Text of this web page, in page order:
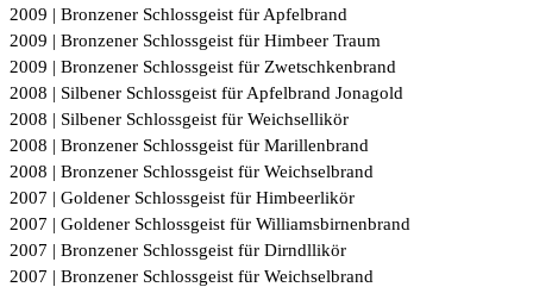
2009 | Bronzener Schlossgeist für Apfelbrand
2009 | Bronzener Schlossgeist für Himbeer Traum
2009 | Bronzener Schlossgeist für Zwetschkenbrand
2008 | Silbener Schlossgeist für Apfelbrand Jonagold
2008 | Silbener Schlossgeist für Weichsellikör
2008 | Bronzener Schlossgeist für Marillenbrand
2008 | Bronzener Schlossgeist für Weichselbrand
2007 | Goldener Schlossgeist für Himbeerlikör
2007 | Goldener Schlossgeist für Williamsbirnenbrand
2007 | Bronzener Schlossgeist für Dirndllikör
2007 | Bronzener Schlossgeist für Weichselbrand